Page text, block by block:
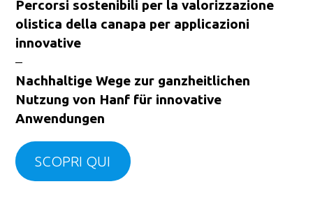
Percorsi sostenibili per la valorizzazione
olistica della canapa per applicazioni
innovative
–
Nachhaltige Wege zur ganzheitlichen
Nutzung von Hanf für innovative
Anwendungen
SCOPRI QUI